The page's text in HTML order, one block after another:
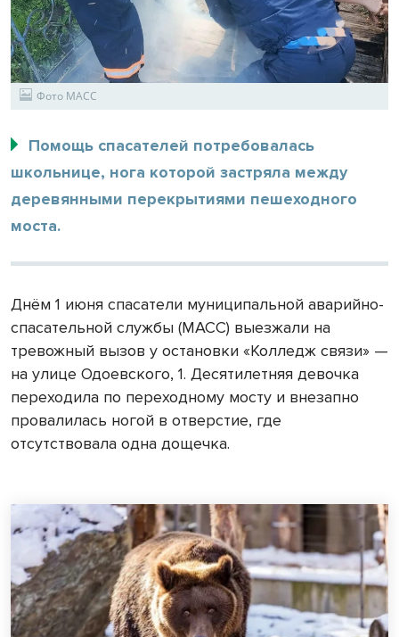
Фото МАСС
Помощь спасателей потребовалась
школьнице, нога которой застряла между
деревянными перекрытиями пешеходного
моста.
Днём 1 июня спасатели муниципальной аварийно-
спасательной службы (МАСС) выезжали на
тревожный вызов у остановки «Колледж связи» —
на улице Одоевского, 1. Десятилетняя девочка
переходила по переходному мосту и внезапно
провалилась ногой в отверстие, где
отсутствовала одна дощечка.